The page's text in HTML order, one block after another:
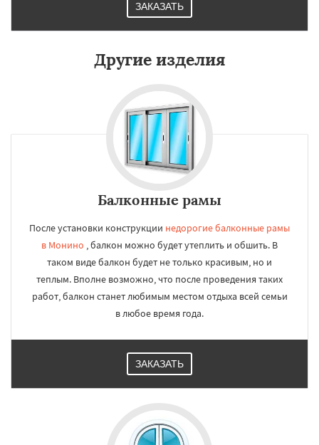
ЗАКАЗАТЬ
Другие изделия
Балконные рамы
После установки конструкции недорогие балконные рамы
в Монино , балкон можно будет утеплить и обшить. В
таком виде балкон будет не только красивым, но и
теплым. Вполне возможно, что после проведения таких
работ, балкон станет любимым местом отдыха всей семьи
в любое время года.
ЗАКАЗАТЬ